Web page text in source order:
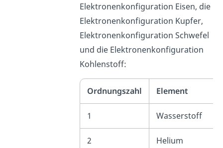
Elektronenkonfiguration Eisen, die
Elektronenkonfiguration Kupfer,
Elektronenkonfiguration Schwefel
und die Elektronenkonfiguration
Kohlenstoff:
Ordnungszahl Element
1 Wasserstoff
2 Helium